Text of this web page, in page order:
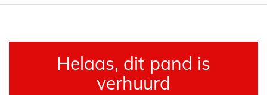
Helaas, dit pand is
verhuurd